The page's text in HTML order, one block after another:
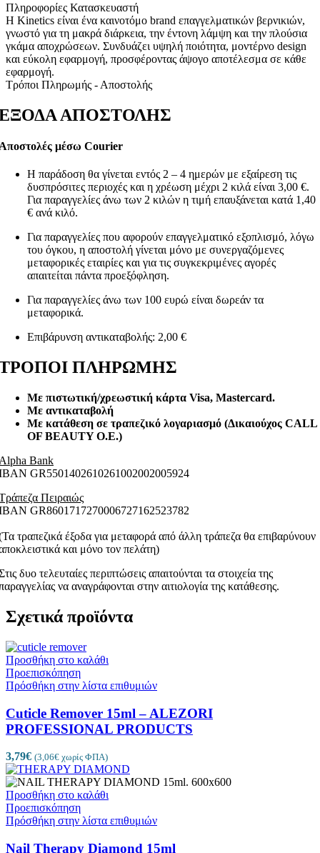
Πληροφορίες Κατασκευαστή
Η Kinetics είναι ένα καινοτόμο brand επαγγελματικών βερνικιών,
γνωστό για τη μακρά διάρκεια, την έντονη λάμψη και την πλούσια
γκάμα αποχρώσεων. Συνδυάζει υψηλή ποιότητα, μοντέρνο design
και εύκολη εφαρμογή, προσφέροντας άψογο αποτέλεσμα σε κάθε
εφαρμογή.
Τρόποι Πληρωμής - Αποστολής
ΑΠΟΣΤΟΛΗΣ
μέσω Courier
Η παράδοση θα γίνεται εντός 2 – 4 ημερών με εξαίρεση τις
δυσπρόσιτες περιοχές και η χρέωση μέχρι 2 κιλά είναι 3,00 €.
Για παραγγελίες άνω των 2 κιλών η τιμή επαυξάνεται κατά 1,40
€ ανά κιλό.
Για παραγγελίες που αφορούν επαγγελματικό εξοπλισμό, λόγω
του όγκου, η αποστολή γίνεται μόνο με συνεργαζόμενες
μεταφορικές εταιρίες και για τις συγκεκριμένες αγορές
απαιτείται πάντα προεξόφληση.
Για παραγγελίες άνω των 100 ευρώ είναι δωρεάν τα
μεταφορικά.
Επιβάρυνση αντικαταβολής: 2,00 €
ΠΛΗΡΩΜΗΣ
Με πιστωτική/χρεωστική κάρτα Visa, Mastercard.
Με αντικαταβολή
Με κατάθεση σε τραπεζικό λογαριασμό (Δικαιούχος CALL
OF BEAUTY O.E.)
Bank
GR5501402610261002002005924
Πειραιώς
GR8601717270006727162523782
τραπεζικά έξοδα για μεταφορά από άλλη τράπεζα θα επιβαρύνουν
και μόνο τον πελάτη)
δυο τελευταίες περιπτώσεις απαιτούνται τα στοιχεία της
να αναγράφονται στην αιτιολογία της κατάθεσης.
Σχετικά προϊόντα
Προσθήκη στο καλάθι
Προεπισκόπηση
Πρόσθήκη στην λίστα επιθυμιών
Cuticle Remover 15ml – ALEZORI
PROFESSIONAL PRODUCTS
3,79€ (3,06€ χωρίς ΦΠΑ)
Προσθήκη στο καλάθι
Προεπισκόπηση
Πρόσθήκη στην λίστα επιθυμιών
Nail Therapy Diamond 15ml